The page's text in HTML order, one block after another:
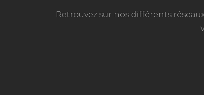
Retrouvez sur nos différents